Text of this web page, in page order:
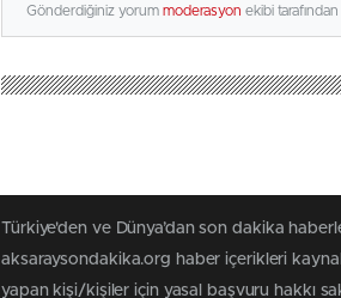
Gönderdiğiniz yorum moderasyon ekibi
Türkiye'den ve Dünya’dan son dakika
aksaraysondakika.org haber içerikleri
yapan kişi/kişiler için yasal başvuru hakkı